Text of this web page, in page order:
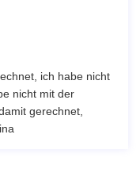
ich habe nicht
nicht mit der
gerechnet,